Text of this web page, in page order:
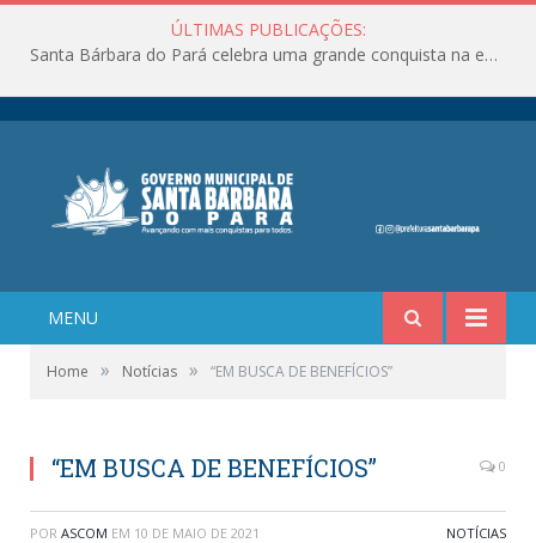
ÚLTIMAS PUBLICAÇÕES:
Santa Bárbara do Pará celebra uma grande conquista na educação!
MENU
Home » Notícias » “EM BUSCA DE BENEFÍCIOS”
“EM BUSCA DE BENEFÍCIOS” 0
POR ASCOM EM 10 DE MAIO DE 2021 NOTÍCIAS